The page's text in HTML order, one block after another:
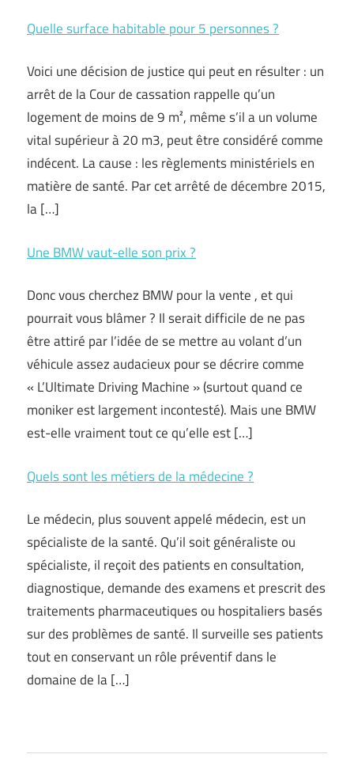
Quelle surface habitable pour 5 personnes ?
Voici une décision de justice qui peut en résulter : un
arrêt de la Cour de cassation rappelle qu’un
logement de moins de 9 m², même s’il a un volume
vital supérieur à 20 m3, peut être considéré comme
indécent. La cause : les règlements ministériels en
matière de santé. Par cet arrêté de décembre 2015,
la […]
Une BMW vaut-elle son prix ?
Donc vous cherchez BMW pour la vente , et qui
pourrait vous blâmer ? Il serait difficile de ne pas
être attiré par l’idée de se mettre au volant d’un
véhicule assez audacieux pour se décrire comme
« L’Ultimate Driving Machine » (surtout quand ce
moniker est largement incontesté). Mais une BMW
est-elle vraiment tout ce qu’elle est […]
Quels sont les métiers de la médecine ?
Le médecin, plus souvent appelé médecin, est un
spécialiste de la santé. Qu’il soit généraliste ou
spécialiste, il reçoit des patients en consultation,
diagnostique, demande des examens et prescrit des
traitements pharmaceutiques ou hospitaliers basés
sur des problèmes de santé. Il surveille ses patients
tout en conservant un rôle préventif dans le
domaine de la […]